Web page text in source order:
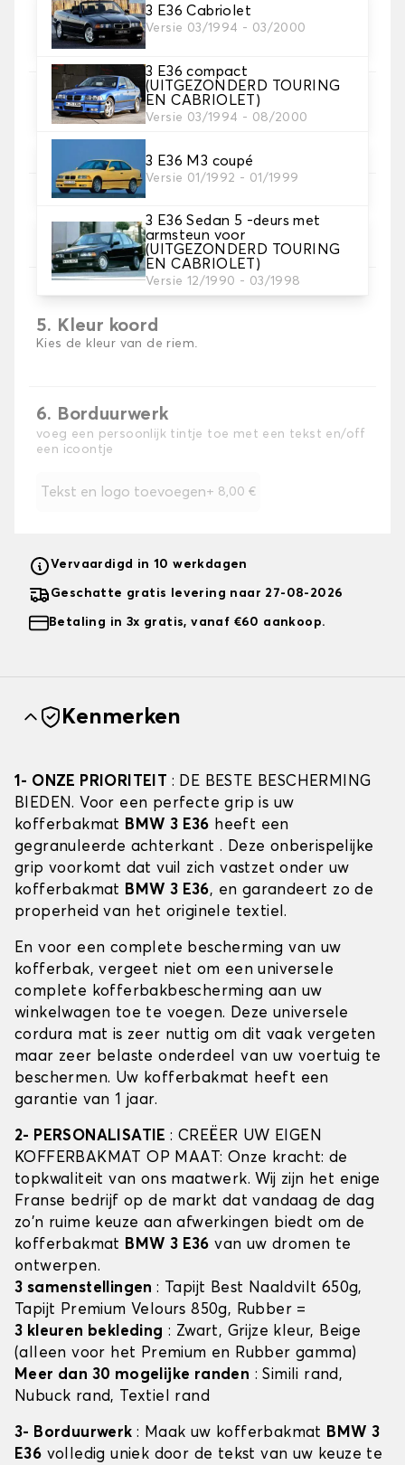
3 E36 Cabriolet
Versie 03/1994 - 03/2000
3 E36 compact
(UITGEZONDERD TOURING
EN CABRIOLET)
Versie 03/1994 - 08/2000
3 E36 M3 coupé
Versie 01/1992 - 01/1999
3 E36 Sedan 5 -deurs met
armsteun voor
(UITGEZONDERD TOURING
EN CABRIOLET)
Versie 12/1990 - 03/1998
2. Materiaal
Kies het materiaal van uw kofferbakmat
3. Tapijt kleuren
Kies de kleur van je tapijt kofferruimte.
Kies het materiaal voor de riem.
5. Kleur koord
Kies de kleur van de riem.
6. Borduurwerk
voeg een persoonlijk tintje toe met een tekst en/off
een icoontje
Tekst en logo toevoegen+ 8,00 €
Vervaardigd in 10 werkdagen
Geschatte gratis levering naar 27-08-2026
Betaling in 3x gratis, vanaf €60 aankoop.
Kenmerken
1- ONZE PRIORITEIT : DE BESTE BESCHERMING
BIEDEN. Voor een perfecte grip is uw
kofferbakmat BMW 3 E36 heeft een
gegranuleerde achterkant . Deze onberispelijke
grip voorkomt dat vuil zich vastzet onder uw
kofferbakmat BMW 3 E36, en garandeert zo de
properheid van het originele textiel.
En voor een complete bescherming van uw
kofferbak, vergeet niet om een universele
complete kofferbakbescherming aan uw
winkelwagen toe te voegen. Deze universele
cordura mat is zeer nuttig om dit vaak vergeten
maar zeer belaste onderdeel van uw voertuig te
beschermen. Uw kofferbakmat heeft een
garantie van 1 jaar.
2- PERSONALISATIE: CREËER UW EIGEN
KOFFERBAKMAT OP MAAT: Onze kracht: de
topkwaliteit van ons maatwerk. Wij zijn het enige
Franse bedrijf op de markt dat vandaag de dag
zo'n ruime keuze aan afwerkingen biedt om de
kofferbakmat BMW 3 E36 van uw dromen te
ontwerpen.
3 samenstellingen: Tapijt Best Naaldvilt 650g,
Tapijt Premium Velours 850g, Rubber =
3 kleuren bekleding : Zwart, Grijze kleur, Beige
(alleen voor het Premium en Rubber gamma)
Meer dan 30 mogelijke randen : Simili rand,
Nubuck rand, Textiel rand
3- Borduurwerk : Maak uw kofferbakmat BMW 3
E36 volledig uniek door de tekst van uw keuze te